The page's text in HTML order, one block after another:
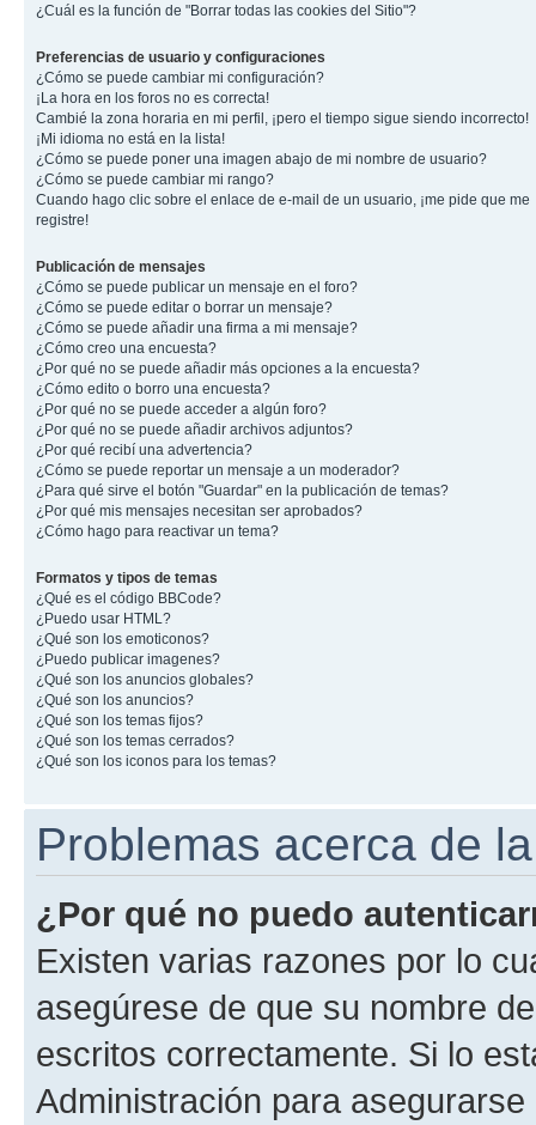
¿Cuál es la función de "Borrar todas las cookies del Sitio"?
Preferencias de usuario y configuraciones
¿Cómo se puede cambiar mi configuración?
¡La hora en los foros no es correcta!
Cambié la zona horaria en mi perfil, ¡pero el tiempo sigue siendo incorrecto!
¡Mi idioma no está en la lista!
¿Cómo se puede poner una imagen abajo de mi nombre de usuario?
¿Cómo se puede cambiar mi rango?
Cuando hago clic sobre el enlace de e-mail de un usuario, ¡me pide que me
registre!
Publicación de mensajes
¿Cómo se puede publicar un mensaje en el foro?
¿Cómo se puede editar o borrar un mensaje?
¿Cómo se puede añadir una firma a mi mensaje?
¿Cómo creo una encuesta?
¿Por qué no se puede añadir más opciones a la encuesta?
¿Cómo edito o borro una encuesta?
¿Por qué no se puede acceder a algún foro?
¿Por qué no se puede añadir archivos adjuntos?
¿Por qué recibí una advertencia?
¿Cómo se puede reportar un mensaje a un moderador?
¿Para qué sirve el botón "Guardar" en la publicación de temas?
¿Por qué mis mensajes necesitan ser aprobados?
¿Cómo hago para reactivar un tema?
Formatos y tipos de temas
¿Qué es el código BBCode?
¿Puedo usar HTML?
¿Qué son los emoticonos?
¿Puedo publicar imagenes?
¿Qué son los anuncios globales?
¿Qué son los anuncios?
¿Qué son los temas fijos?
¿Qué son los temas cerrados?
¿Qué son los iconos para los temas?
Problemas acerca de
¿Por qué no puedo
Existen varias razones por lo
asegúrese de que su nombre
escritos correctamente. Si lo
Administración para